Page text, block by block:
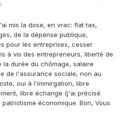
mis la dose, en vrac: flat tax,
de la dépense publique,
pour les entreprises, cesser
à vis des entrepreneurs, liberté de
durée du chômage, salaire
de l'assurance sociale, non au
oui à l'immirgation, libre
libre échange (j'ai précisé
économique. Bon, Vous